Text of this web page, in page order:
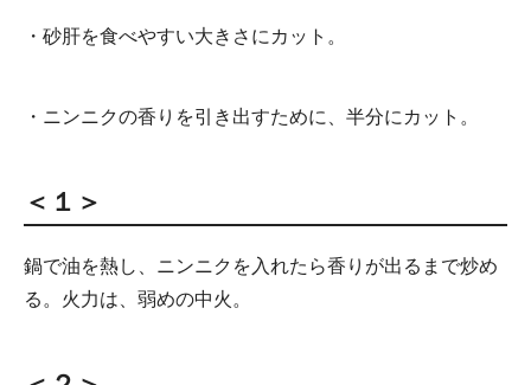
・砂肝を食べやすい大きさにカット。
・ニンニクの香りを引き出すために、半分にカット。
＜１＞
鍋で油を熱し、ニンニクを入れたら香りが出るまで炒め
る。火力は、弱めの中火。